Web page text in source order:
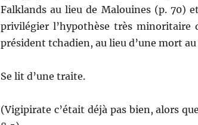
Falklands au lieu de Malouines (p. 70)
privilégier l’hypothèse très minoritaire
président tchadien, au lieu d’une mort
Se lit d’une traite.
(Vigipirate c’était déjà pas bien, alors